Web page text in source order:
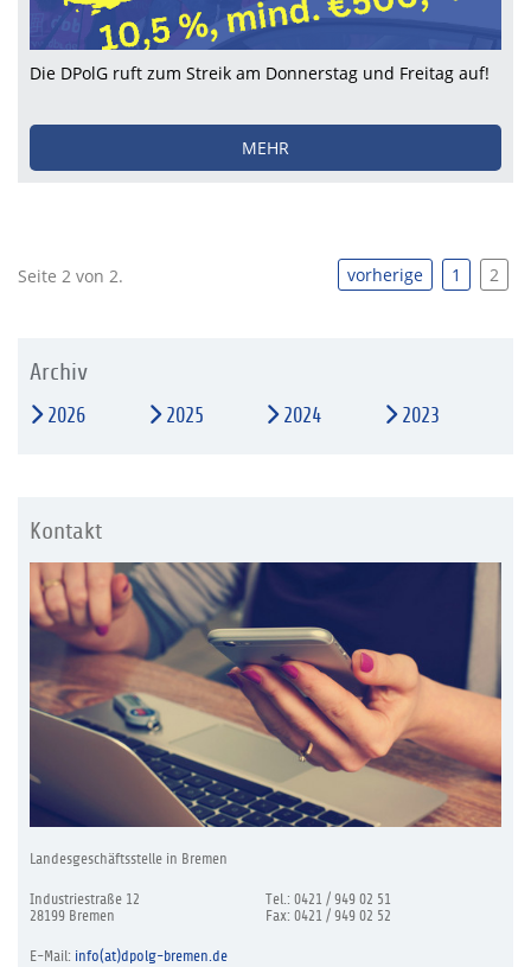
Die DPolG ruft zum Streik am Donnerstag und Freitag auf!
MEHR
Seite 2 von 2. vorherige 1 2
Archiv
2026 2025 2024 2023
Kontakt
Landesgeschäftsstelle in Bremen
Industriestraße 12
28199 Bremen
Tel.: 0421 / 949 02 51
Fax: 0421 / 949 02 52
E-Mail: info(at)dpolg-bremen.de